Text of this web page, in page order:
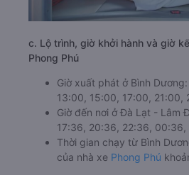
c. Lộ trình, giờ khởi hành và giờ
Phong Phú
Giờ xuất phát ở Bình
13:00, 15:00, 17:00, 21:00,
Giờ đến nơi ở Đà Lạt - Lâm
17:36, 20:36, 22:36,
Thời gian chạy từ Bình
của nhà xe Phong Phú